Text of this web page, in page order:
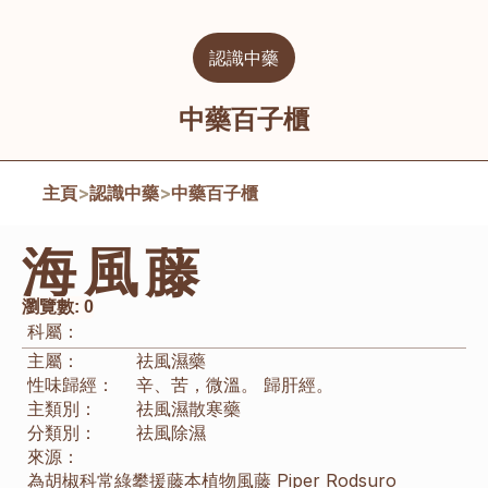
認識中藥
中藥百子櫃
主頁>認識中藥>中藥百子櫃
海風藤
瀏覽數: 0
科屬：
主屬：
祛風濕藥
性味歸經：
辛、苦，微溫。 歸肝經。
主類別：
祛風濕散寒藥
分類別：
祛風除濕
來源：
為胡椒科常綠攀援藤本植物風藤 Piper Rodsuro